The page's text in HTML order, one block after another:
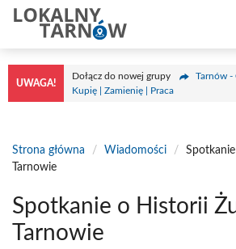
Przejdź
treści
UWAGA!
Dołącz do nowej grupy
Tarnów -
Kupię | Zamienię | Praca
Strona główna / Wiadomości /
Tarnowie
Spotkanie o Historii
Tarnowie